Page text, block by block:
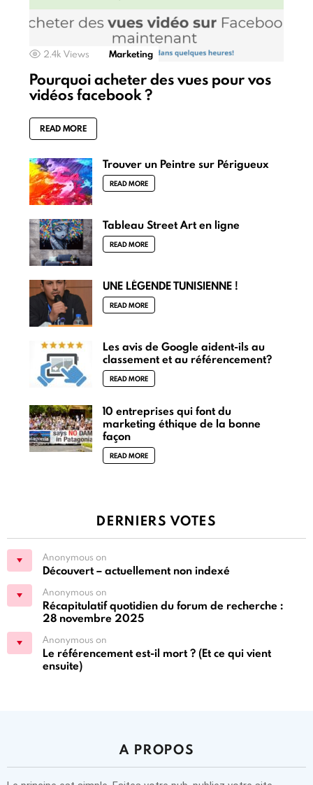
2.4k Views Marketing
Pourquoi acheter des vues pour vos
vidéos facebook ?
READ MORE
Trouver un Peintre sur Périgueux
READ MORE
Tableau Street Art en ligne
READ MORE
UNE LÉGENDE TUNISIENNE !
READ MORE
Les avis de Google aident-ils au
classement et au référencement?
READ MORE
10 entreprises qui font du
marketing éthique de la bonne
façon
READ MORE
DERNIERS VOTES
Anonymous on
Découvert – actuellement non indexé
Anonymous on
Récapitulatif quotidien du forum de recherche :
28 novembre 2025
Anonymous on
Le référencement est-il mort ? (Et ce qui vient
ensuite)
A PROPOS